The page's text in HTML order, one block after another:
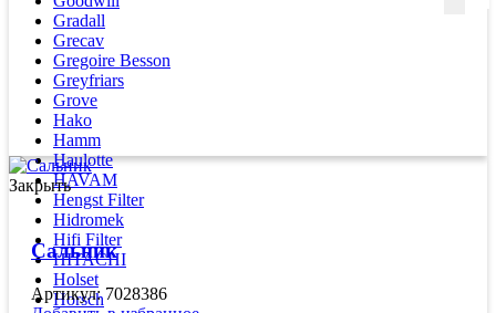
Gradall
Grecav
Gregoire Besson
Greyfriars
Grove
Hako
Hamm
Haulotte
HAVAM
Hengst Filter
Hidromek
Hifi Filter
HITACHI
Holset
Horsch
Закрыть
Сальник
Артикул: 7028386